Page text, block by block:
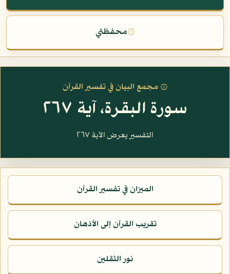
۞محفظتي
۞ مجمع البيان في تفسير القرآن
سورة البقرة، آية ٢٦٧
التفسير يعرض الآية ٢٦٧
الميزان في تفسير القرآن
تقريب القرآن إلى الأذهان
نور الثقلين